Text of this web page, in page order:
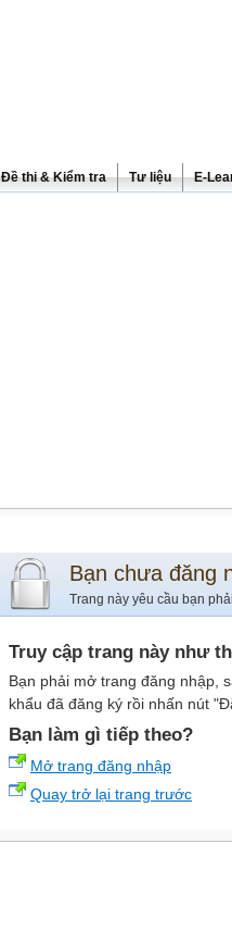
Đề thi & Kiểm tra Tư liệu E-
Bạn chưa đăng
Trang này yêu cầu bạn
Truy cập trang này như
Bạn phải mở trang đăng nhập,
khẩu đã đăng ký rồi nhấn nút
Bạn làm gì tiếp theo?
Mở trang đăng nhập
Quay trở lại trang trước